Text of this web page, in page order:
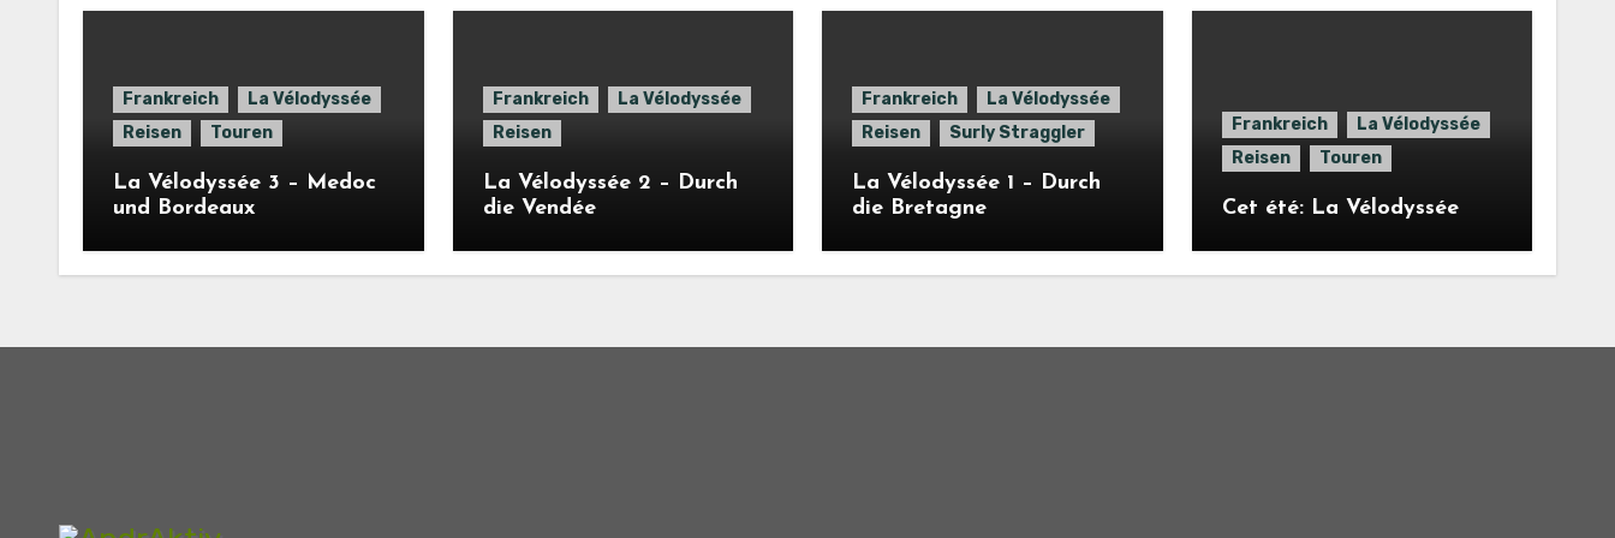
Frankreich
La Vélodyssée
Reisen
Touren
La Vélodyssée 3 – Medoc
und Bordeaux
Frankreich
La Vélodyssée
Reisen
La Vélodyssée 2 – Durch
die Vendée
Frankreich
La Vélodyssée
Reisen
Surly Straggler
La Vélodyssée 1 – Durch
die Bretagne
Frankreich
La Vélodyssée
Reisen
Touren
Cet été: La Vélodyssée